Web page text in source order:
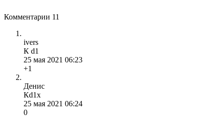
Комментарии 11
ivers
К d1
25 мая 2021 06:23
+1
Денис
Кd1x
25 мая 2021 06:24
0